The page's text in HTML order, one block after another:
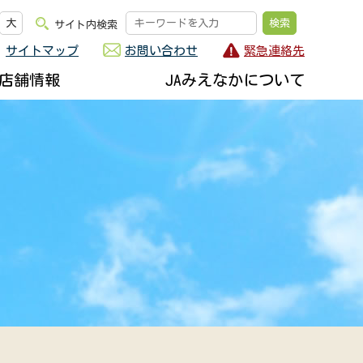
大 サイト内検索
サイトマップ お問い合わせ 緊急連絡先
舗情報 JAみえなかについて